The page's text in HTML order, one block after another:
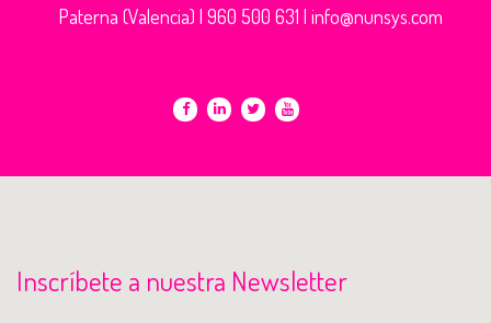
Paterna (Valencia) | 960 500 631 | info@nunsys.com
Inscríbete a nuestra Newsletter